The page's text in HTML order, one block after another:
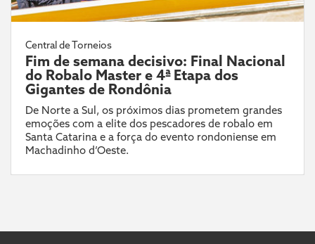
Central de Torneios
Fim de semana decisivo: Final Nacional
do Robalo Master e 4ª Etapa dos
Gigantes de Rondônia
De Norte a Sul, os próximos dias prometem grandes
emoções com a elite dos pescadores de robalo em
Santa Catarina e a força do evento rondoniense em
Machadinho d’Oeste.